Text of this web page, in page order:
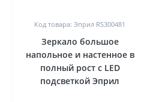
Код товара: Эприл RS300481
Зеркало большое
напольное и настенное в
полный рост с LED
подсветкой Эприл